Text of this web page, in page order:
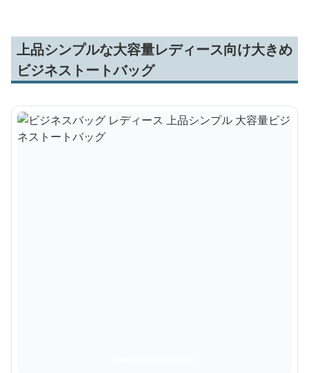
上品シンプルな大容量レディース向け大きめ
ビジネストートバッグ